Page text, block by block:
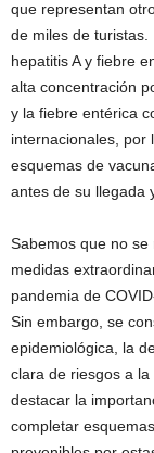
que representan
de miles de turistas.
hepatitis A y fiebre
alta concentración
y la fiebre entérica
internacionales, por
esquemas de
antes de su llegada
Sabemos que no
medidas
pandemia de
Sin embargo, se
epidemiológica, la
clara de riesgos a
destacar la
completar